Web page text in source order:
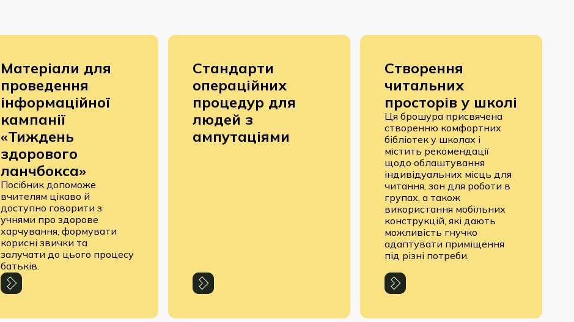
Матеріали для
проведення
інформаційної
кампанії
«Тиждень
здорового
ланчбокса»
Посібник допоможе
вчителям цікаво й
доступно говорити з
учнями про здорове
харчування, формувати
корисні звички та
залучати до цього процесу
батьків.
Стандарти
операційних
процедур для
людей з
ампутаціями
Створення
читальних
просторів у школі
Ця брошура присвячена
створенню комфортних
бібліотек у школах і
містить рекомендації
щодо облаштування
індивідуальних місць для
читання, зон для роботи в
групах, а також
використання мобільних
конструкцій, які дають
можливість гнучко
адаптувати приміщення
під різні потреби.